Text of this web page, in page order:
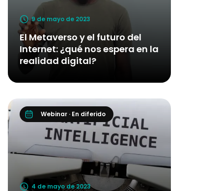
9 de mayo de 2023
El Metaverso y el futuro del
Internet: ¿qué nos espera en la
realidad digital?
Webinar · En diferido
4 de mayo de 2023